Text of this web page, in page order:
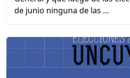
de junio ninguna de las ...